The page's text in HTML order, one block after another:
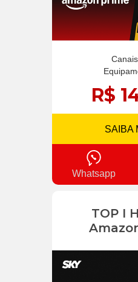
R$
SAIBA
Whatsapp
TOP I